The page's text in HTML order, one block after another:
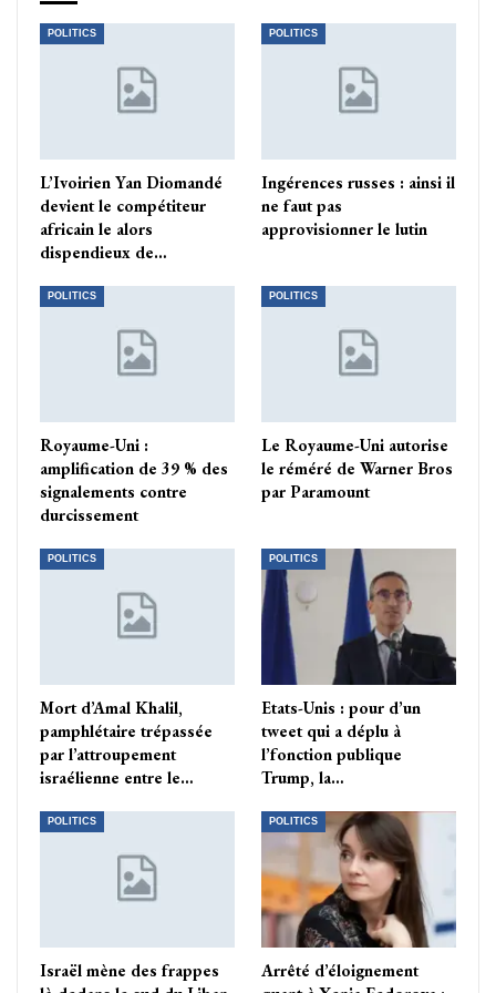
POLITICS
L’Ivoirien Yan Diomandé
devient le compétiteur
africain le alors
dispendieux de…
POLITICS
Ingérences russes : ainsi il
ne faut pas
approvisionner le lutin
POLITICS
Royaume-Uni :
amplification de 39 % des
signalements contre
durcissement
POLITICS
Le Royaume-Uni autorise
le réméré de Warner Bros
par Paramount
POLITICS
Mort d’Amal Khalil,
pamphlétaire trépassée
par l’attroupement
israélienne entre le…
POLITICS
Etats-Unis : pour d’un
tweet qui a déplu à
l’fonction publique
Trump, la…
POLITICS
Israël mène des frappes
POLITICS
Arrêté d’éloignement